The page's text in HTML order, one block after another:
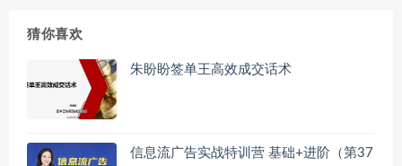
猜你喜欢
朱盼盼签单王高效成交话术
信息流广告实战特训营 基础+进阶（第37